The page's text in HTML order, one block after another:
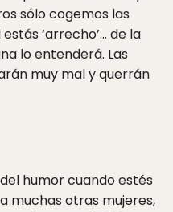
sólo cogemos las
‘arrecho’… de la
lo entenderá. Las
muy mal y querrán
humor cuando estés
muchas otras mujeres,